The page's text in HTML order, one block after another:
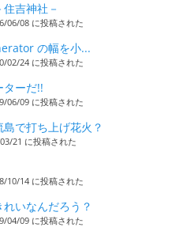
吉神社－
06/08 に投稿された
の幅を小...
02/24 に投稿された
ターだ!!
06/09 に投稿された
で打ち上げ花火？
21 に投稿された
10/14 に投稿された
いなんだろう？
04/09 に投稿された